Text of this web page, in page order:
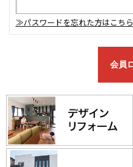
≫パスワードを忘れた方はこちら